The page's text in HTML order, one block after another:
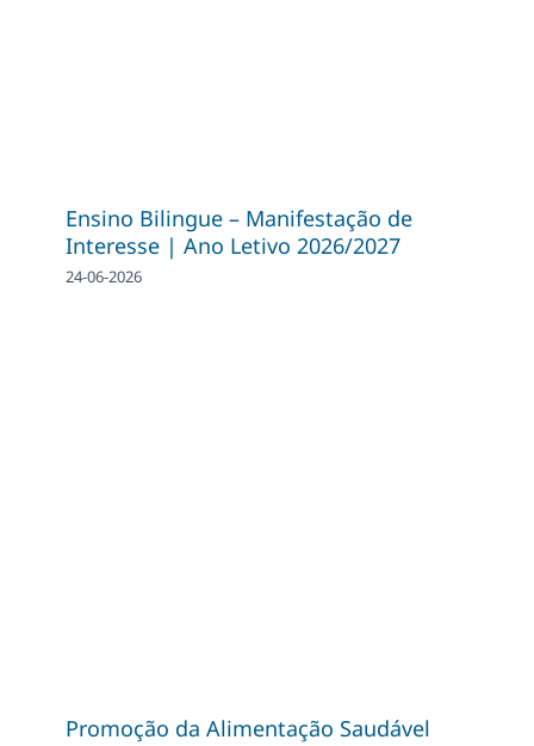
Ensino Bilingue – Manifestação de
Interesse | Ano Letivo 2026/2027
24-06-2026
Promoção da Alimentação Saudável